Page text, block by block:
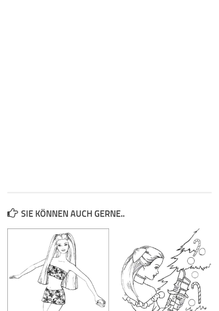
SIE KÖNNEN AUCH GERNE..